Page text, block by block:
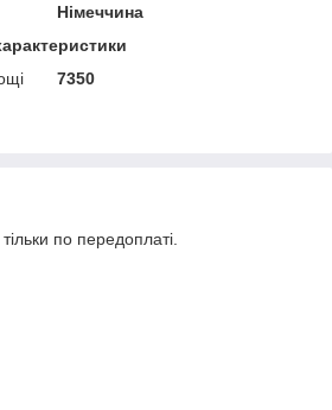
Німеччина
7350
по передоплаті.